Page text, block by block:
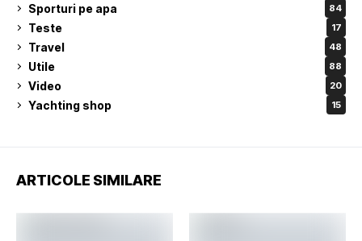
Sporturi pe apa 84
Teste 17
Travel 48
Utile 88
Video 20
Yachting shop 15
ARTICOLE SIMILARE